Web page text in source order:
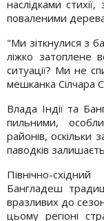
наслідками
поваленими
"Ми зіткнулися з
ліжко
ситуації? Ми не
мешканка Сілчара
Влада Індії та
пильними,
районів, оскільки
паводків
Північно-
Бангладеш
вразливих до
цьому регіоні